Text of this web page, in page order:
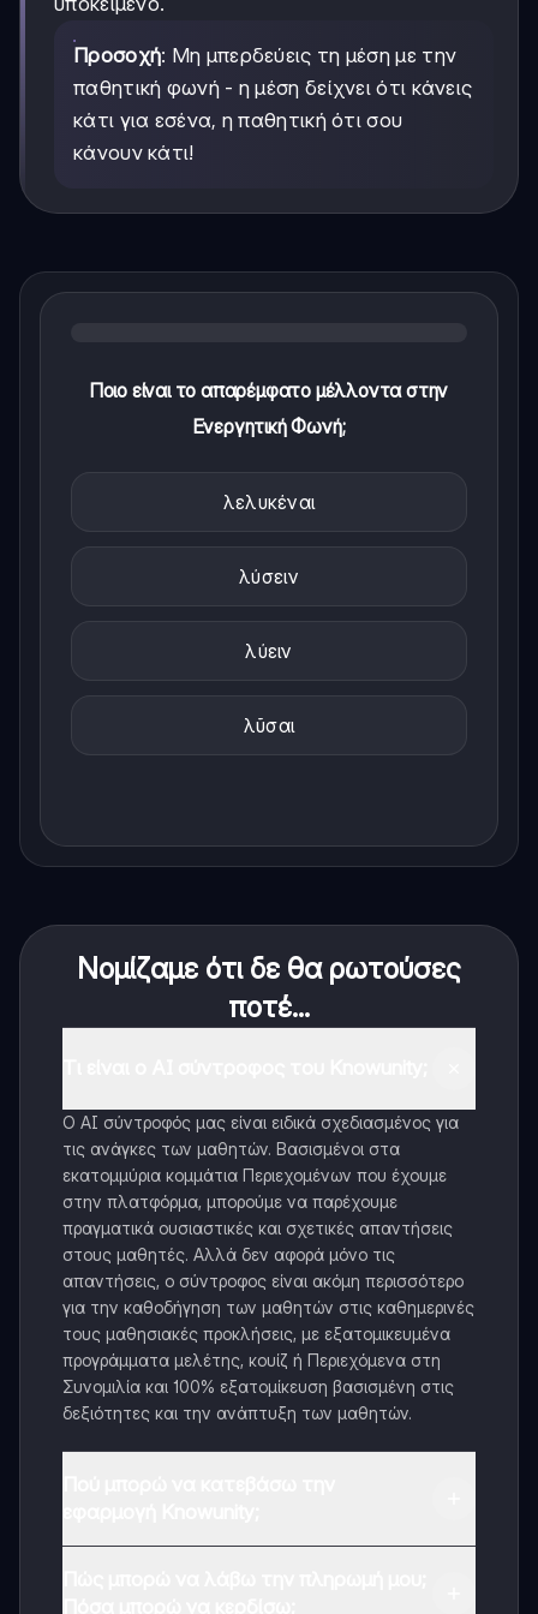
Προσοχή: Μη μπερδεύεις τη μέση με την
παθητική φωνή - η μέση δείχνει ότι κάνεις
κάτι για εσένα, η παθητική ότι σου
κάνουν κάτι!
Ποιο είναι το απαρέμφατο μέλλοντα στην
Ενεργητική Φωνή;
λελυκέναι
λύσειν
λύειν
λῦσαι
Νομίζαμε ότι δε θα ρωτούσες
ποτέ...
Ο AI σύντροφός μας είναι ειδικά σχεδιασμένος για
τις ανάγκες των μαθητών. Βασισμένοι στα
εκατομμύρια κομμάτια Περιεχομένων που έχουμε
στην πλατφόρμα, μπορούμε να παρέχουμε
πραγματικά ουσιαστικές και σχετικές απαντήσεις
στους μαθητές. Αλλά δεν αφορά μόνο τις
απαντήσεις, ο σύντροφος είναι ακόμη περισσότερο
για την καθοδήγηση των μαθητών στις καθημερινές
τους μαθησιακές προκλήσεις, με εξατομικευμένα
προγράμματα μελέτης, κουίζ ή Περιεχόμενα στη
Συνομιλία και 100% εξατομίκευση βασισμένη στις
δεξιότητες και την ανάπτυξη των μαθητών.